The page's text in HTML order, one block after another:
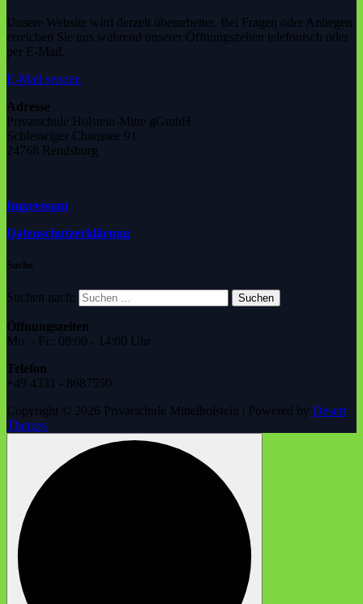
Unsere Website wird derzeit überarbeitet. Bei Fragen oder Anliegen
erreichen Sie uns während unserer Öffnungszeiten telefonisch oder
per E-Mail.
E-Mail senden
Adresse
Privatschule Holstein-Mitte gGmbH
Schleswiger Chaussee 91
24768 Rendsburg
Impressum
Datenschutzerklärung
Suche
Suchen nach:
Öffnungszeiten
Mo. - Fr.: 08:00 - 14:00 Uhr
Telefon
+49 4331 - 8687550
Copyright © 2026 Privatschule Mittelholstein | Powered by Desert
Themes